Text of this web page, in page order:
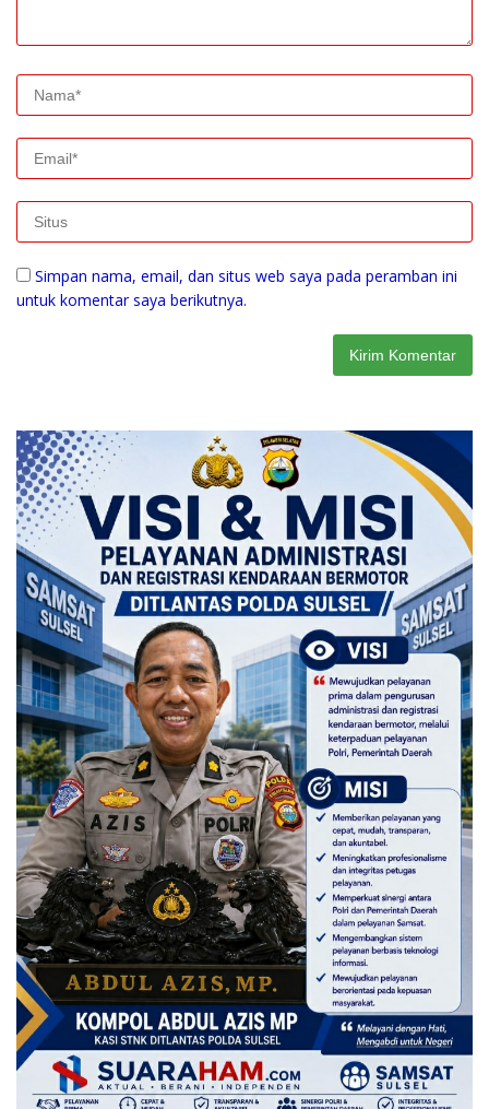
Simpan nama, email, dan situs web saya pada peramban ini
untuk komentar saya berikutnya.